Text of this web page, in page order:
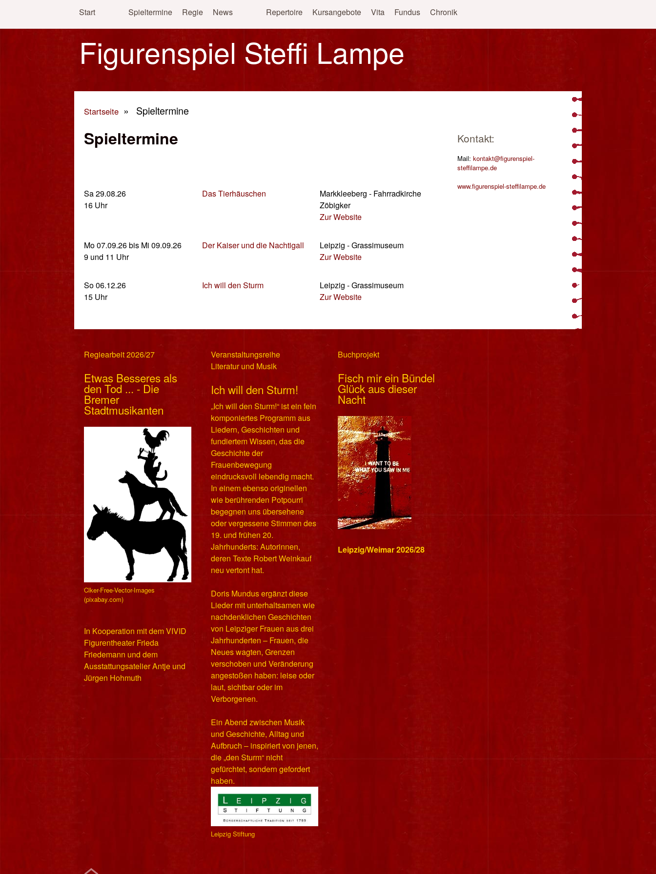
Start Spieltermine Regie News Repertoire Kursangebote Vita Fundus Chronik
Figurenspiel Steffi Lampe
Sie sind hier
Startseite » Spieltermine
Spieltermine
Sa 29.08.26
16 Uhr
Das Tierhäuschen
Markkleeberg - Fahrradkirche
Zöbigker
Zur Website
Mo 07.09.26bis Mi 09.09.26
9 und 11 Uhr
Der Kaiser und die Nachtigall
Leipzig - Grassimuseum
Zur Website
So 06.12.26
15 Uhr
Ich will den Sturm
Leipzig - Grassimuseum
Zur Website
Kontakt:
Mail: kontakt@figurenspiel-
steffilampe.de
www.figurenspiel-steffilampe.de
Regiearbeit 2026/27
Etwas Besseres als
den Tod ... - Die
Bremer
Stadtmusikanten
Clker-Free-Vector-Images
(pixabay.com)
In Kooperation mit dem VIVID
Figurentheater Frieda
Friedemann und dem
Ausstattungsatelier Antje und
Jürgen Hohmuth
Veranstaltungsreihe
Literatur und Musik
Ich will den Sturm!
„Ich will den Sturm!“ ist ein fein
komponiertes Programm aus
Liedern, Geschichten und
fundiertem Wissen, das die
Geschichte der
Frauenbewegung
eindrucksvoll lebendig macht.
In einem ebenso originellen
wie berührenden Potpourri
begegnen uns übersehene
oder vergessene Stimmen des
19. und frühen 20.
Jahrhunderts: Autorinnen,
deren Texte Robert Weinkauf
neu vertont hat.
Doris Mundus ergänzt diese
Lieder mit unterhaltsamen wie
nachdenklichen Geschichten
von Leipziger Frauen aus drei
Jahrhunderten – Frauen, die
Neues wagten, Grenzen
verschoben und Veränderung
angestoßen haben: leise oder
laut, sichtbar oder im
Verborgenen.
Ein Abend zwischen Musik
und Geschichte, Alltag und
Aufbruch – inspiriert von jenen,
die „den Sturm“ nicht
gefürchtet, sondern gefordert
haben.
Leipzig Stiftung
Buchprojekt
Fisch mir ein Bündel
Glück aus dieser
Nacht
Leipzig/Weimar 2026/28